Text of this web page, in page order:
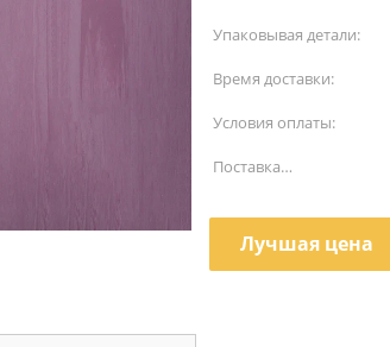
Упаковывая детали:
Время доставки:
Условия оплаты:
Поставка
Лучшая цена